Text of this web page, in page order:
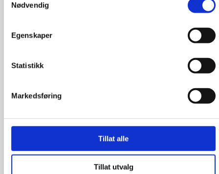
Nødvendig
Egenskaper
Statistikk
Markedsføring
Tillat alle
Tillat utvalg